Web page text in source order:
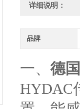
详细说明：
品牌
一、 德
HYDAC